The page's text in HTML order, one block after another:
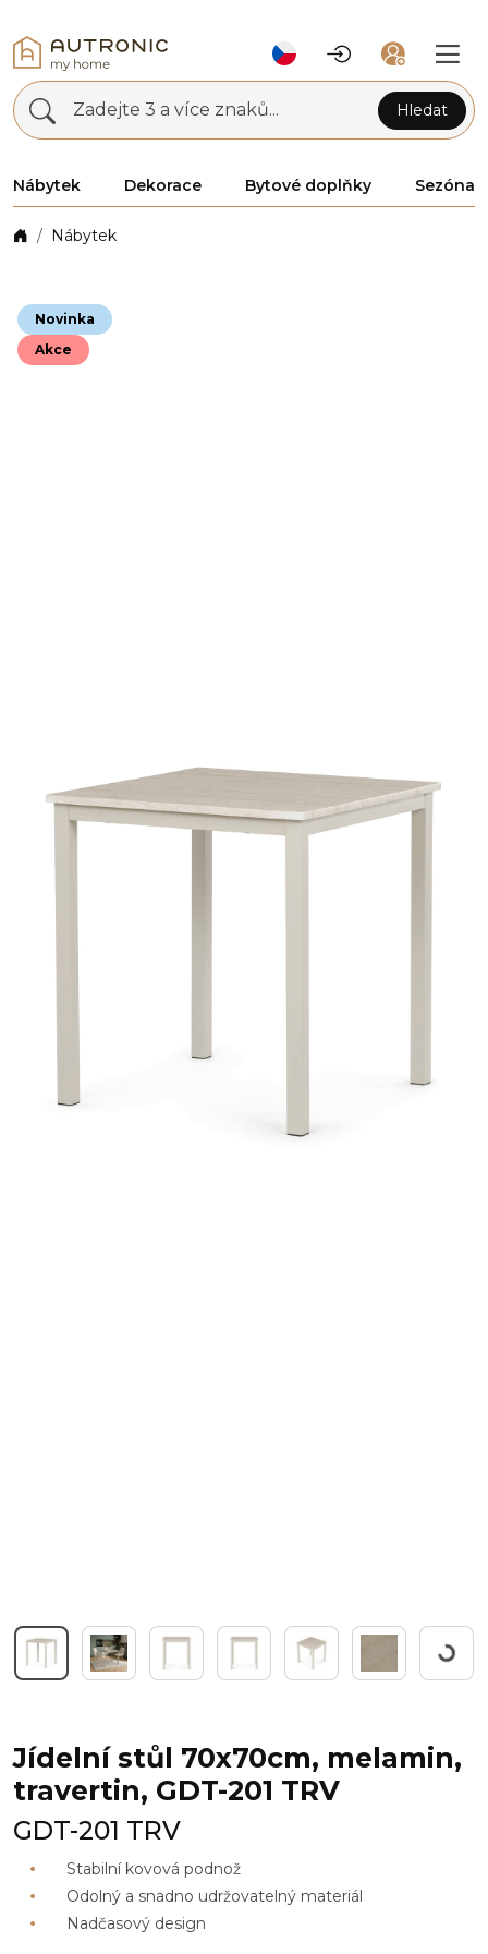
Zadejte 3 a více znaků... Hledat
Nábytek Dekorace Bytové doplňky Sezóna
Nábytek
Novinka
Akce
Jídelní stůl 70x70cm, melamin,
travertin, GDT-201 TRV
GDT-201 TRV
Stabilní kovová podnož
Odolný a snadno udržovatelný materiál
Nadčasový design